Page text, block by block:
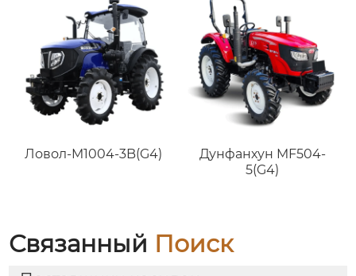
Ловол-M1004-3B(G4)
Дунфанхун MF504-
5(G4)
Связанный Поиск